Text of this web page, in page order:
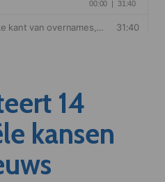
14
kansen